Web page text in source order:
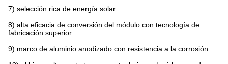
7) selección rica de energía solar
8) alta eficacia de conversión del módulo con tecnología de
fabricación superior
9) marco de aluminio anodizado con resistencia a la corrosión